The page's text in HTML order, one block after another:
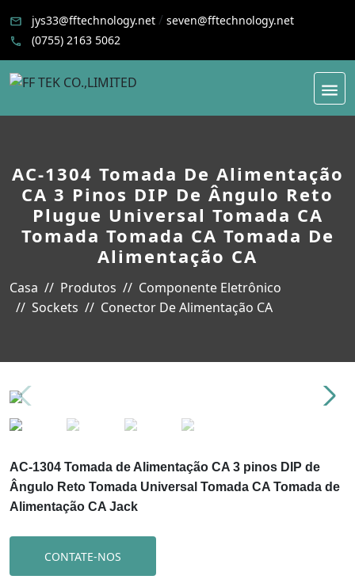
jys33@fftechnology.net / seven@fftechnology.net
(0755) 2163 5062
AC-1304 Tomada De Alimentação
CA 3 Pinos DIP De Ângulo Reto
Plugue Universal Tomada CA
Tomada Tomada CA Tomada De
Alimentação CA
Casa Produtos
Componente Eletrônico
Sockets
Conector De Alimentação CA
AC-1304 Tomada de Alimentação CA 3 pinos DIP de
Ângulo Reto Tomada Universal Tomada CA Tomada de
Alimentação CA Jack
CONTATE-NOS